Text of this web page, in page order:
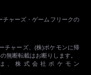
ャーズ・ゲームフリークの
チャーズ、(株)ポケモンに帰
無断転載はお断りします。
、株式会社ポケモン